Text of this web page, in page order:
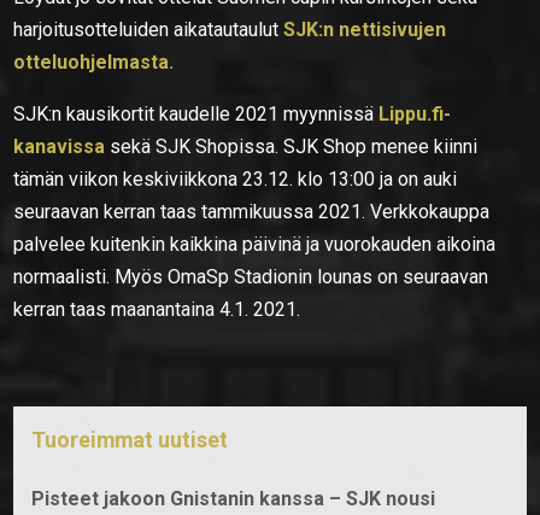
harjoitusotteluiden aikatautaulutSJK:n nettisivujen
otteluohjelmasta.
SJK:n kausikortit kaudelle 2021 myynnissä Lippu.fi-
kanavissa sekä SJK Shopissa. SJK Shop menee kiinni
tämän viikon keskiviikkona 23.12. klo 13:00 ja on auki
seuraavan kerran taas tammikuussa 2021. Verkkokauppa
palvelee kuitenkin kaikkina päivinä ja vuorokauden aikoina
normaalisti. Myös OmaSp Stadionin lounas on seuraavan
kerran taas maanantaina 4.1. 2021.
Tuoreimmat uutiset
Pisteet jakoon Gnistanin kanssa – SJK nousi